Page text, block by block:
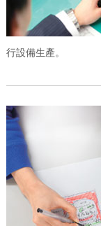
行設備生產。